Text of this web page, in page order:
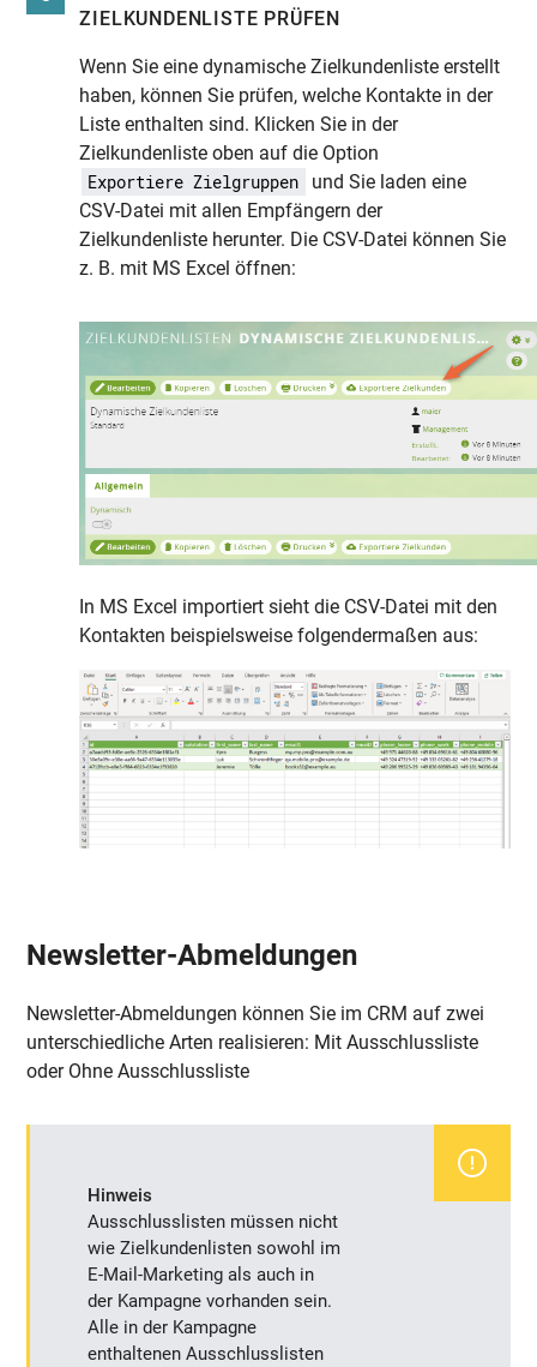
ZIELKUNDENLISTE PRÜFEN
Wenn Sie eine dynamische Zielkundenliste erstellt
haben, können Sie prüfen, welche Kontakte in der
Liste enthalten sind. Klicken Sie in der
Zielkundenliste oben auf die Option
Exportiere Zielgruppen
und Sie laden eine
CSV-Datei mit allen Empfängern der
Zielkundenliste herunter. Die CSV-Datei können Sie
z. B. mit MS Excel öffnen:
In MS Excel importiert sieht die CSV-Datei mit den
Kontakten beispielsweise folgendermaßen aus:
Newsletter-Abmeldungen
Newsletter-Abmeldungen können Sie im CRM auf zwei
unterschiedliche Arten realisieren: Mit Ausschlussliste
oder Ohne Ausschlussliste
Hinweis
Ausschlusslisten müssen nicht
wie Zielkundenlisten sowohl im
E-Mail-Marketing als auch in
der Kampagne vorhanden sein.
Alle in der Kampagne
enthaltenen Ausschlusslisten